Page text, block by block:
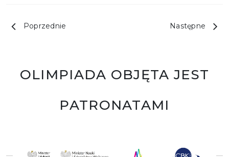
Poprzednie Następne
OLIMPIADA OBJĘTA JEST
PATRONATAMI